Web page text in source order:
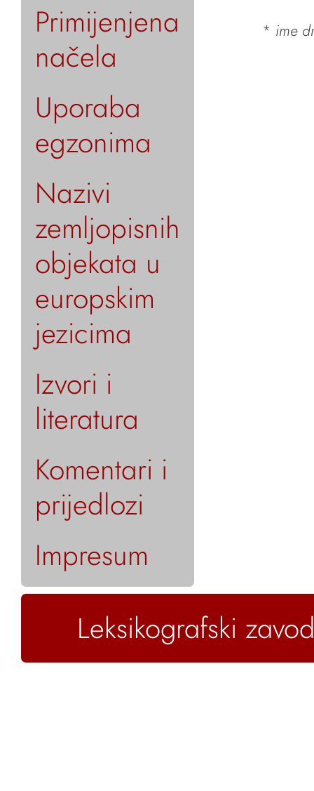
Primijenjena
načela
Uporaba
egzonima
Nazivi
zemljopisnih
objekata u
europskim
jezicima
Izvori i
literatura
Komentari i
prijedlozi
Impresum
* ime
Leksikografski